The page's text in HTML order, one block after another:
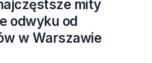
mity
odwyku od
w Warszawie